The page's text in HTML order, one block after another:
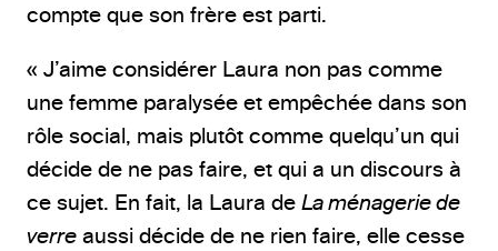
compte que son frère est parti.
« J’aime considérer Laura non pas comme
une femme paralysée et empêchée dans son
rôle social, mais plutôt comme quelqu’un qui
décide de ne pas faire, et qui a un discours à
ce sujet. En fait, la Laura de La ménagerie de
verre aussi décide de ne rien faire, elle cesse